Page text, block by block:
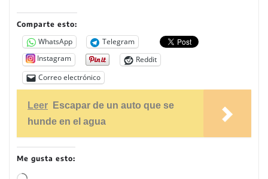
Comparte esto:
WhatsApp
Telegram
Instagram
Reddit
Correo electrónico
Leer
Escapar de un auto que se
hunde en el agua
Me gusta esto: